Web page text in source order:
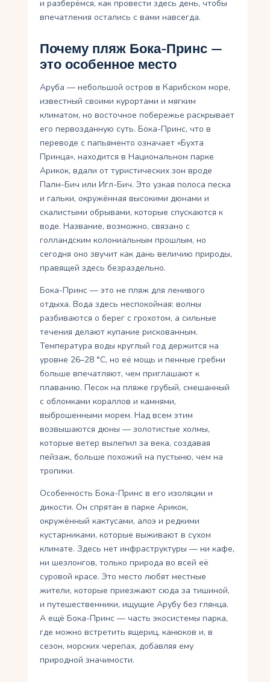
и разберёмся, как провести здесь день, чтобы
впечатления остались с вами навсегда.
Почему пляж Бока-Принс —
это особенное место
Аруба — небольшой остров в Карибском море,
известный своими курортами и мягким
климатом, но восточное побережье раскрывает
его первозданную суть. Бока-Принс, что в
переводе с папьяменто означает «Бухта
Принца», находится в Национальном парке
Арикок, вдали от туристических зон вроде
Палм-Бич или Игл-Бич. Это узкая полоса песка
и гальки, окружённая высокими дюнами и
скалистыми обрывами, которые спускаются к
воде. Название, возможно, связано с
голландским колониальным прошлым, но
сегодня оно звучит как дань величию природы,
правящей здесь безраздельно.
Бока-Принс — это не пляж для ленивого
отдыха. Вода здесь неспокойная: волны
разбиваются о берег с грохотом, а сильные
течения делают купание рискованным.
Температура воды круглый год держится на
уровне 26–28 °C, но её мощь и пенные гребни
больше впечатляют, чем приглашают к
плаванию. Песок на пляже грубый, смешанный
с обломками кораллов и камнями,
выброшенными морем. Над всем этим
возвышаются дюны — золотистые холмы,
которые ветер вылепил за века, создавая
пейзаж, больше похожий на пустыню, чем на
тропики.
Особенность Бока-Принс в его изоляции и
дикости. Он спрятан в парке Арикок,
окружённый кактусами, алоэ и редкими
кустарниками, которые выживают в сухом
климате. Здесь нет инфраструктуры — ни кафе,
ни шезлонгов, только природа во всей её
суровой красе. Это место любят местные
жители, которые приезжают сюда за тишиной,
и путешественники, ищущие Арубу без глянца.
А ещё Бока-Принс — часть экосистемы парка,
где можно встретить ящериц, канюков и, в
сезон, морских черепах, добавляя ему
природной значимости.